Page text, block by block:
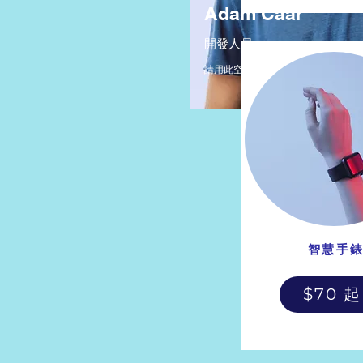
Adam Caar
開發人員
請用此空間來介紹自己並分享專業背
智慧手錶
$70 起